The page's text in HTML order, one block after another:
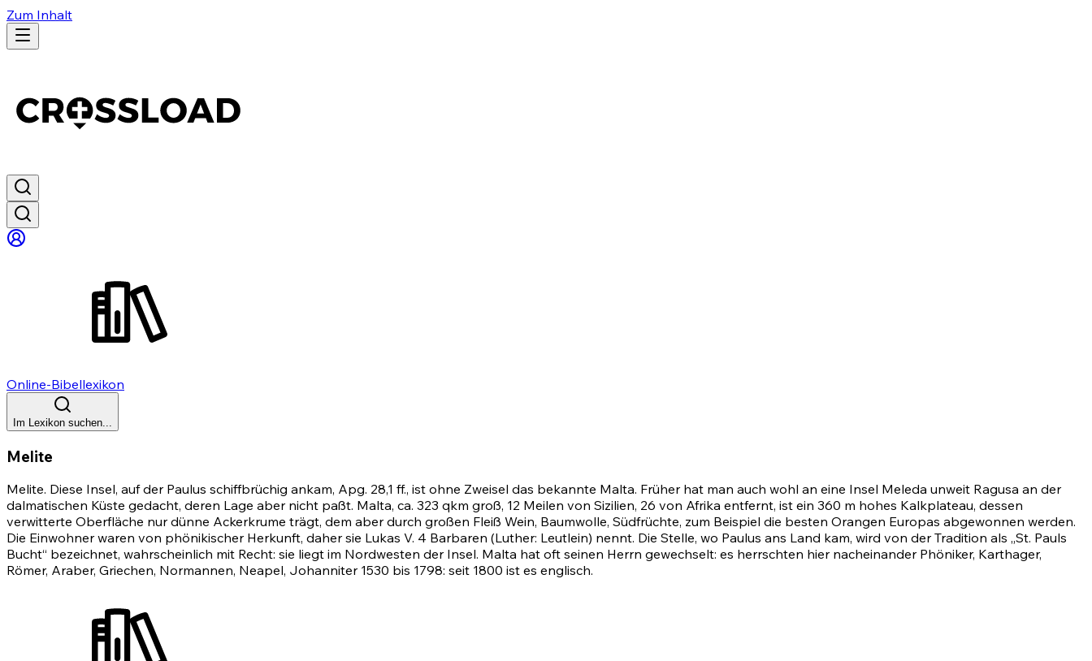
Zum Inhalt
Online-Bibellexikon
Im Lexikon suchen...
Melite
Melite. Diese Insel, auf der Paulus schiffbrüchig ankam, Apg. 28,1 ff., ist ohne Zweisel das bekannte Malta. Früher hat man auch wohl an eine Insel Meleda unweit Ragusa an der
dalmatischen Küste gedacht, deren Lage aber nicht paßt. Malta, ca. 323 qkm groß, 12 Meilen von Sizilien, 26 von Afrika entfernt, ist ein 360 m hohes Kalkplateau, dessen
verwitterte Oberfläche nur dünne Ackerkrume trägt, dem aber durch großen Fleiß Wein, Baumwolle, Südfrüchte, zum Beispiel die besten Orangen Europas abgewonnen werden.
Die Einwohner waren von phönikischer Herkunft, daher sie Lukas V. 4 Barbaren (Luther: Leutlein) nennt. Die Stelle, wo Paulus ans Land kam, wird von der Tradition als „St. Pauls
Bucht“ bezeichnet, wahrscheinlich mit Recht: sie liegt im Nordwesten der Insel. Malta hat oft seinen Herrn gewechselt: es herrschten hier nacheinander Phöniker, Karthager,
Römer, Araber, Griechen, Normannen, Neapel, Johanniter 1530 bis 1798: seit 1800 ist es englisch.